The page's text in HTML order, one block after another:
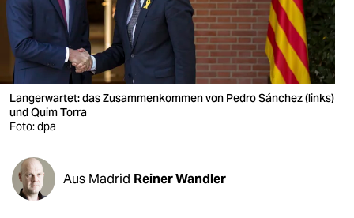
nord
wahrheit
verlag
verlag
shop
fragen & hilfe
Langerwartet: das Zusammenkommen von Pedro Sánchez (links)
und Quim Torra
Foto: dpa
Aus Madrid Reiner Wandler